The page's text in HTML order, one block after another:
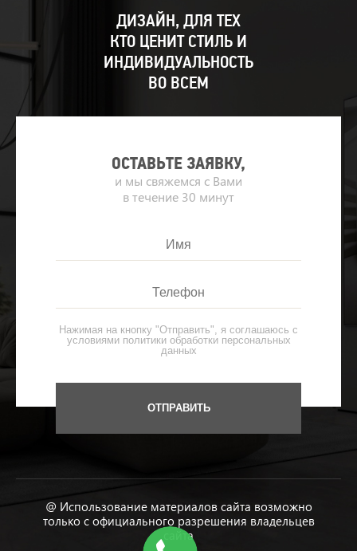
ДИЗАЙН, ДЛЯ ТЕХ
КТО ЦЕНИТ СТИЛЬ И
ИНДИВИДУАЛЬНОСТЬ
ВО ВСЕМ
ОСТАВЬТЕ ЗАЯВКУ,
и мы свяжемся с Вами
в течение 30 минут
Нажимая на кнопку "Отправить", я соглашаюсь с
условиями политики обработки персональных
данных
@ Использование материалов сайта возможно
только с официального разрешения владельцев
сайта